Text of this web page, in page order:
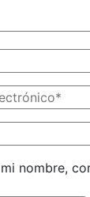
*
nombre,